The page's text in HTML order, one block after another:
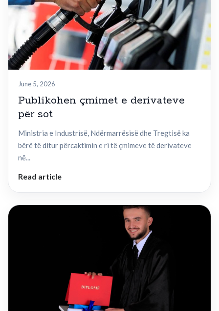
June 5, 2026
Publikohen çmimet e derivateve
për sot
Ministria e Industrisë, Ndërmarrësisë dhe Tregtisë ka
bërë të ditur përcaktimin e ri të çmimeve të derivateve
në...
Read article